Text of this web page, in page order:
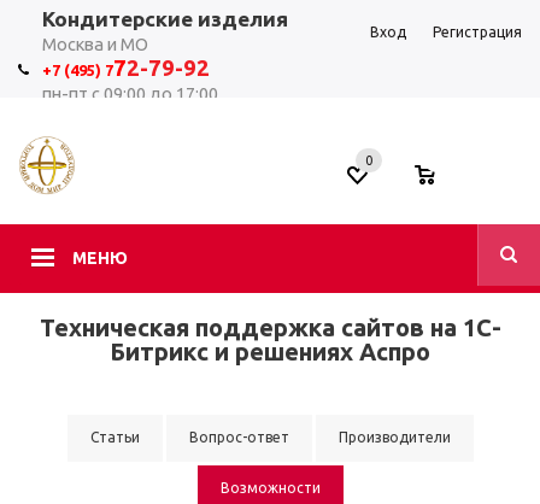
Кондитерские изделия
Москва и МО
+7 (495) 772-79-92
пн-пт с 09:00 до 17:00
Вход Регистрация
МЕНЮ
0
Техническая поддержка сайтов на 1С-
Битрикс и решениях Аспро
Статьи Вопрос-ответ Производители
Возможности